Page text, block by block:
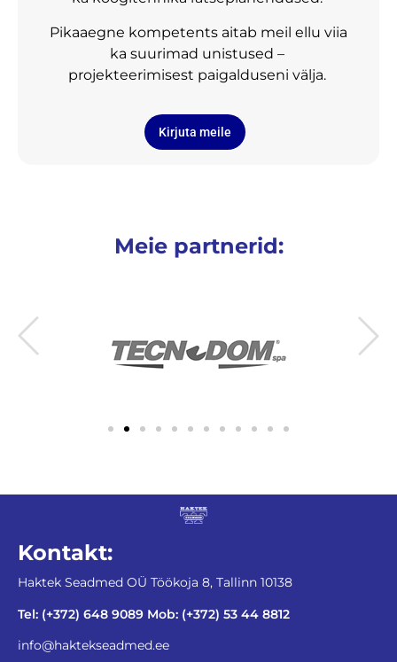
Pikaaegne kompetents aitab meil ellu viia
ka suurimad unistused –
projekteerimisest paigalduseni välja.
Kirjuta meile
Meie partnerid:
Kontakt:
Haktek Seadmed OÜ Töökoja 8, Tallinn 10138
Tel: (+372) 648 9089 Mob: (+372) 53 44 8812
info@haktekseadmed.ee